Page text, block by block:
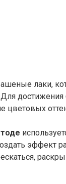
лаки,
цветовых
эффект